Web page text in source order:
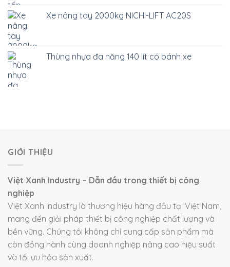
Xe nâng tay 2000kg NICHI-LIFT AC20S
Thùng nhựa đa năng 140 lít có bánh xe
GIỚI THIỆU
Việt Xanh Industry – Dẫn đầu trong thiết bị công
nghiệp
Việt Xanh Industry là thương hiệu hàng đầu tại Việt Nam,
mang đến giải pháp thiết bị công nghiệp chất lượng và
bền vững. Chúng tôi không chỉ cung cấp sản phẩm mà
còn đồng hành cùng doanh nghiệp nâng cao hiệu suất
và tối ưu hóa sản xuất.